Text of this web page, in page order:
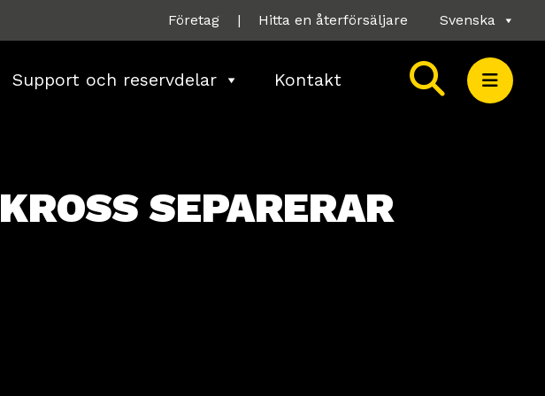
Företag | Hitta en återförsäljare Svenska
Support och reservdelar Kontakt
SEPARERAR